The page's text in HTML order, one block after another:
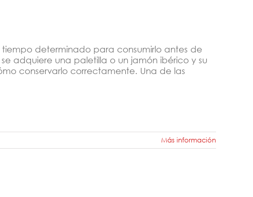
determinado para consumirlo antes de
adquiere una paletilla o un jamón ibérico y su
conservarlo correctamente. Una de las
Más información